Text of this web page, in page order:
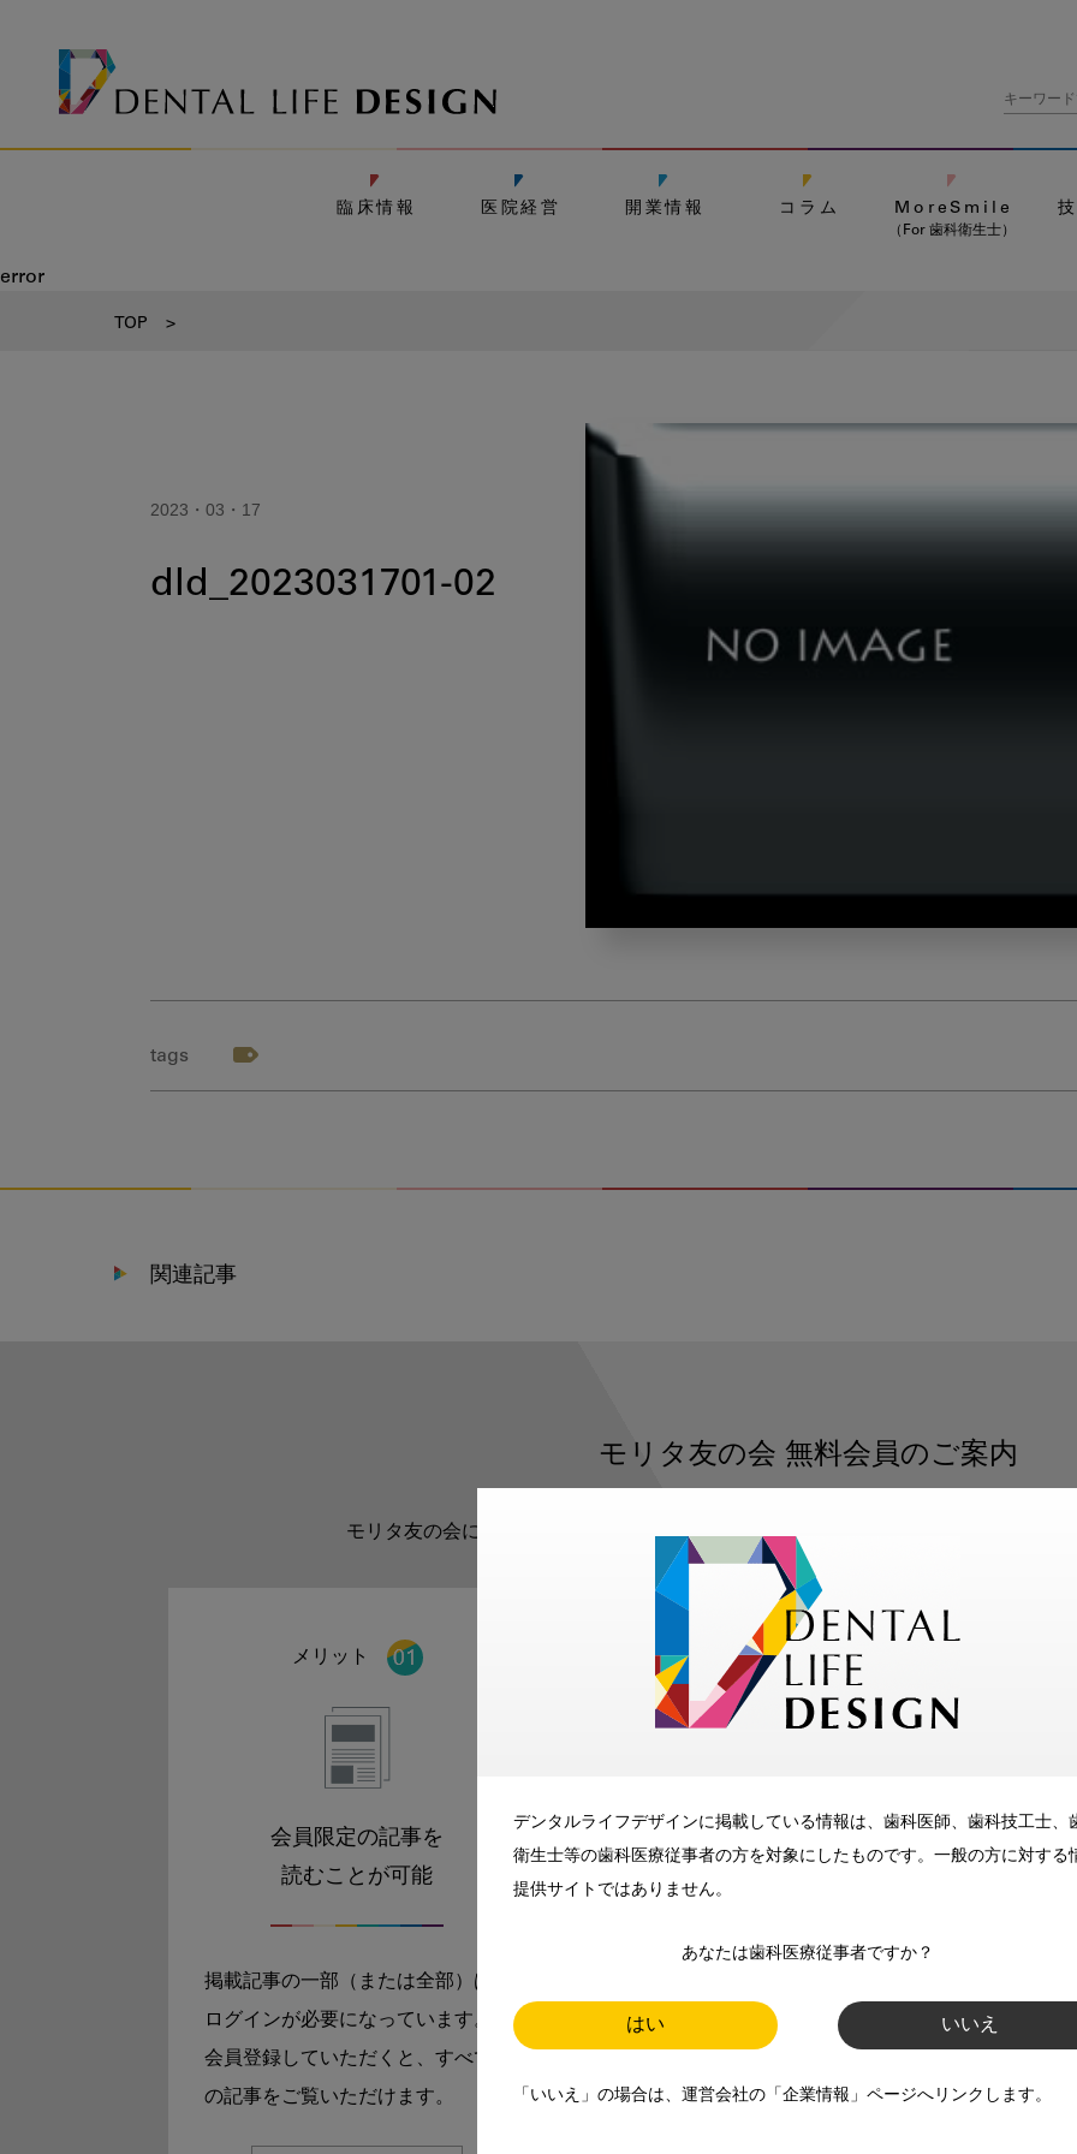
デンタルライフデザインに掲載している情報は、歯科医師、歯科技工士、
衛生士等の歯科医療従事者の方を対象にしたものです。一般の方に対する
提供サイトではありません。
あなたは歯科医療従事者ですか？
はい いいえ
「いいえ」の場合は、運営会社の「企業情報」ページへリンクします。
臨床情報 医院経営 開業情報 コラム MoreSmile
（For 歯科衛生士）
error
TOP >
2023・03・17
dld_2023031701-02
tags
関連記事
モリタ友の会 無料会員のご案内
モリタ友の会に登録いただくと、デンタルライフデザインをもっと便利にご利用い
メリット
会員限定の記事を
読むことが可能
掲載記事の一部（または全部）は
ログインが必要になっています。
会員登録していただくと、すべて
の記事をご覧いただけます。
メリット
メールマガジンでお届け
師、歯科衛生士、歯科技工士）に
お届けします。